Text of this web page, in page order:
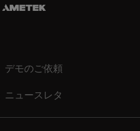
デモのご依頼
ニュースレタ